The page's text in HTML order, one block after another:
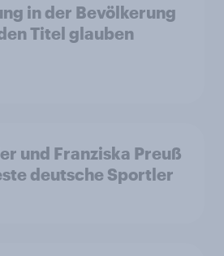
in der Bevölkerung
Titel glauben
und Franziska Preuß
deutsche Sportler